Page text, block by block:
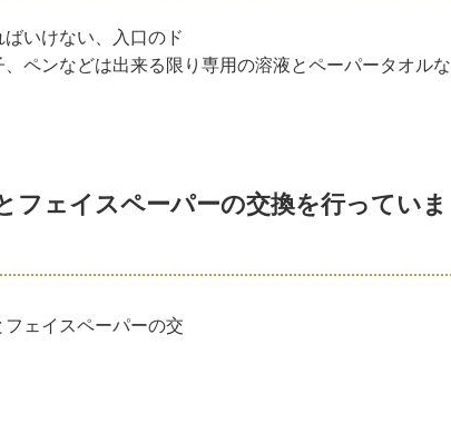
いけない、入口のド
ペンなどは出来る限り専用の溶液とペーパータオルな
ェイスペーパーの交換を行っていま
ェイスペーパーの交